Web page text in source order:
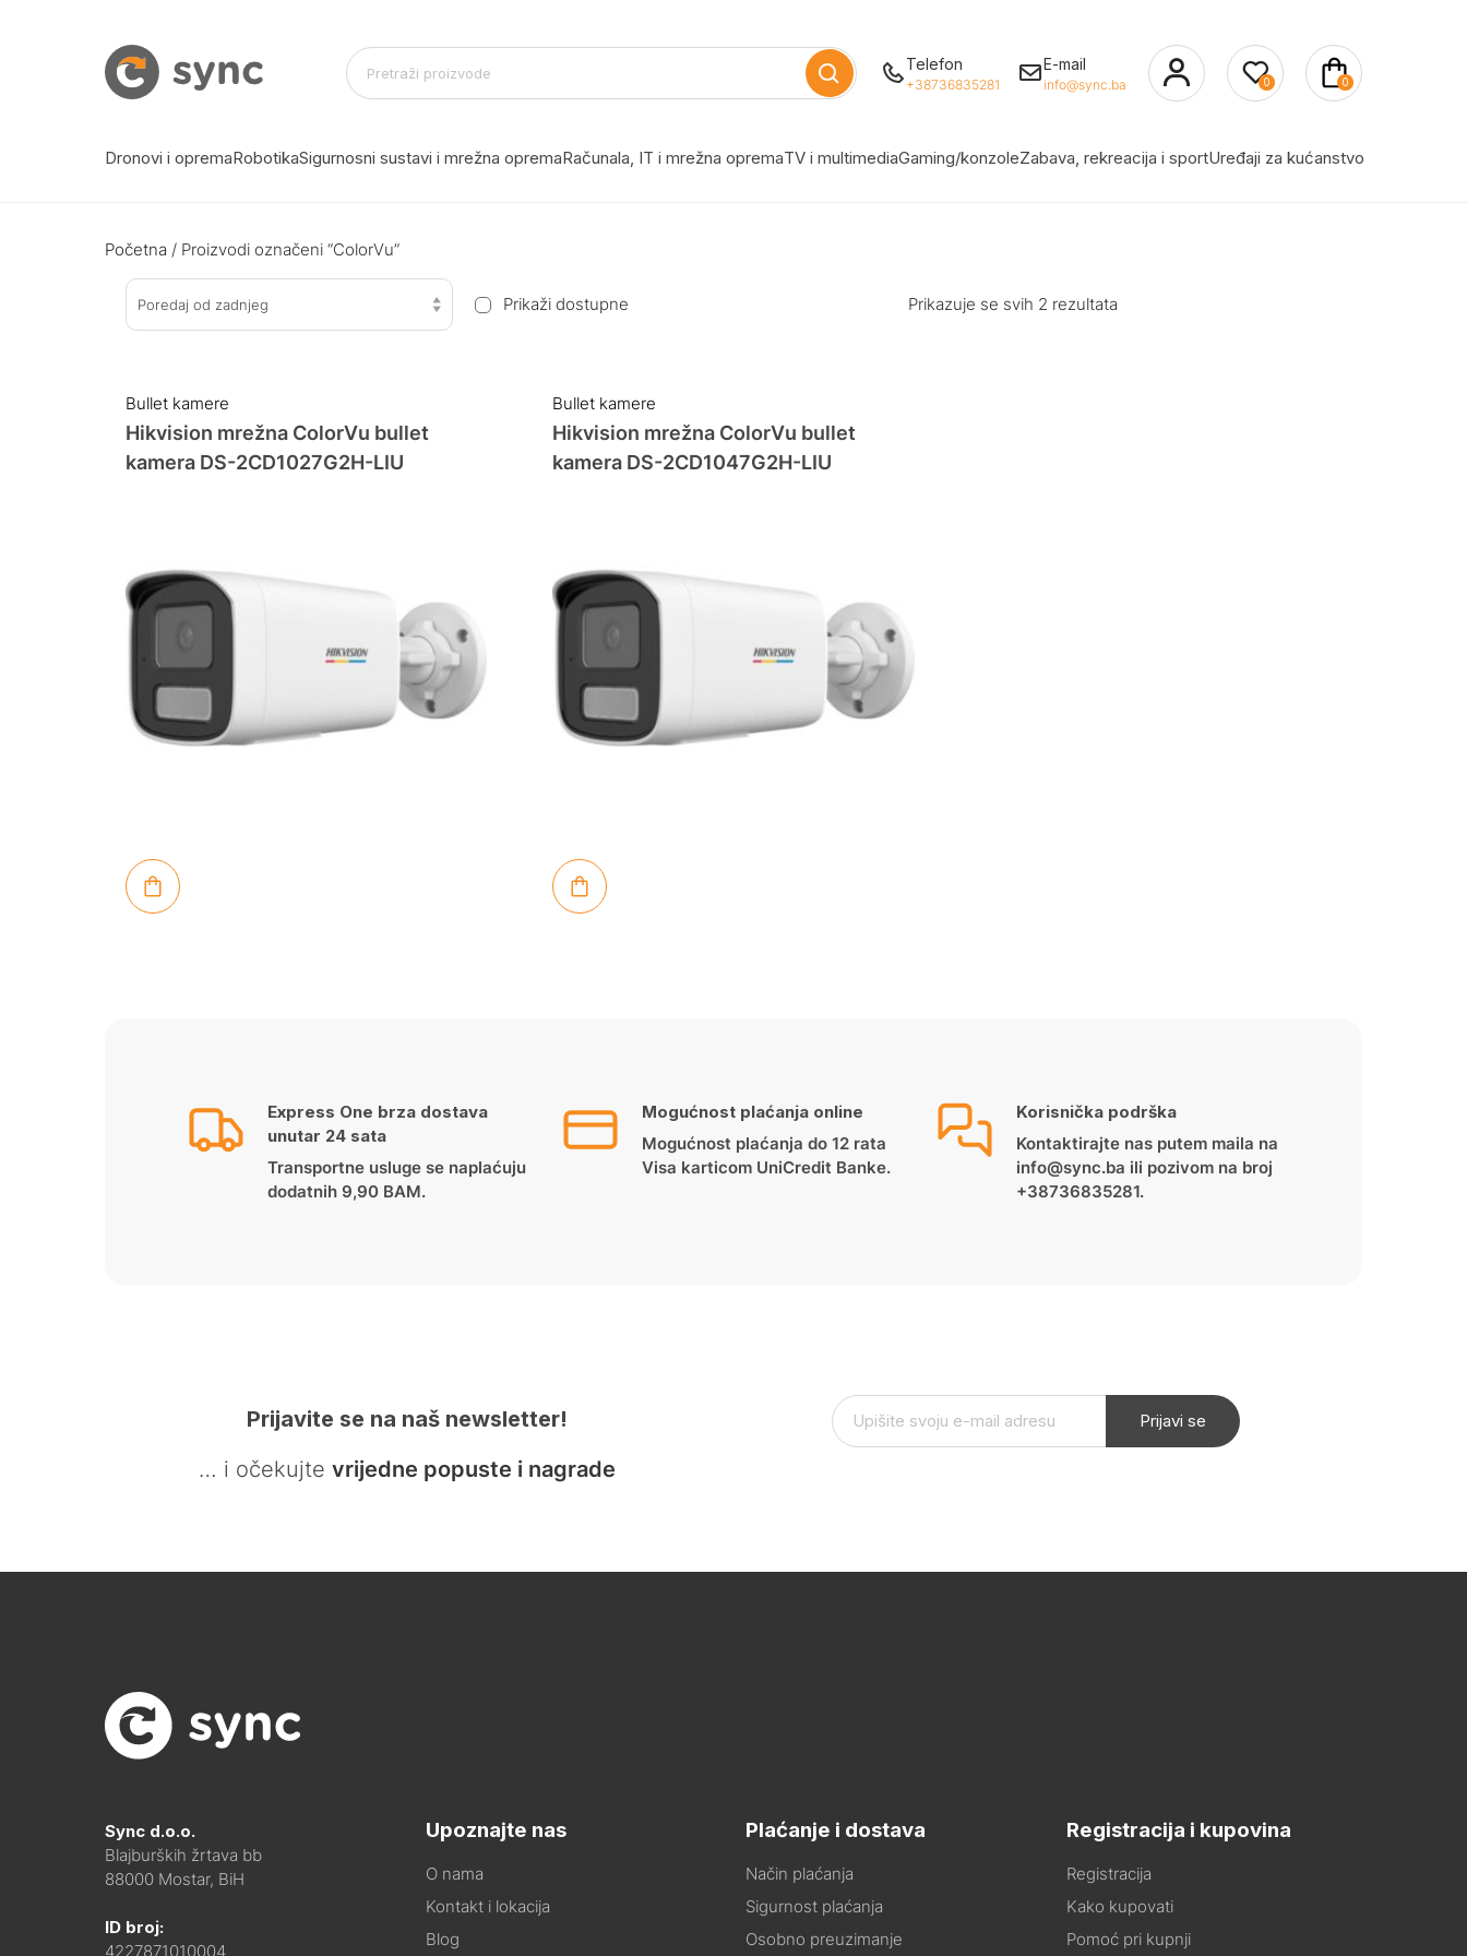
Telefon
+38736835281
E-mail
info@sync.ba 0 0
Dronovi i opremaRobotikaSigurnosni sustavi i mrežna opremaRačunala, IT i mrežna opremaTV i multimediaGaming/konzoleZabava, rekreacija i sportUređaji za kućanstvo
Početna / Proizvodi označeni “ColorVu”
Poredaj od zadnjeg Prikaži dostupne Prikazuje se svih 2 rezultata
Bullet kamere
Hikvision mrežna ColorVu bullet
kamera DS-2CD1027G2H-LIU
Bullet kamere
Hikvision mrežna ColorVu bullet
kamera DS-2CD1047G2H-LIU
Express One brza dostava
unutar 24 sata
Transportne usluge se naplaćuju
dodatnih 9,90 BAM.
Mogućnost plaćanja online
Mogućnost plaćanja do 12 rata
Visa karticom UniCredit Banke.
Korisnička podrška
Kontaktirajte nas putem maila na
info@sync.ba ili pozivom na broj
+38736835281.
Prijavite se na naš newsletter!
… i očekujte vrijedne popuste i nagrade
Prijavi se
Sync d.o.o.
Blajburških žrtava bb
88000 Mostar, BiH
ID broj:
4227871010004
Upoznajte nas
O nama
Kontakt i lokacija
Blog
Plaćanje i dostava
Način plaćanja
Sigurnost plaćanja
Osobno preuzimanje
Registracija i kupovina
Registracija
Kako kupovati
Pomoć pri kupnji